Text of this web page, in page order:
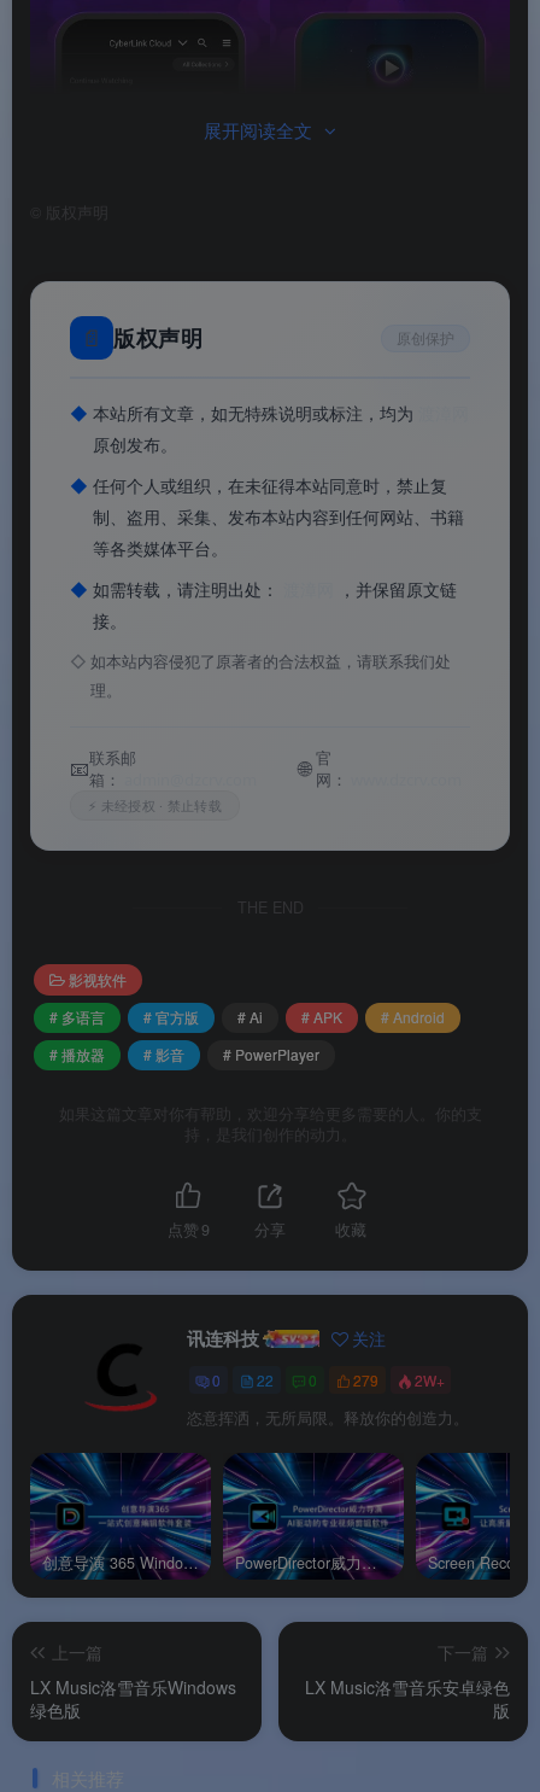
软件功能
🏠家庭Wi-Fi串流播放：通过家中Wi-Fi网络，直接
播放电脑上共享的影片、照片和音乐。
☁️讯连云远程访问：把媒体文件上传到讯连云，出
。
🔄无缝切换继续播放
：从手机切换到平板或其他
一键上传与分享
展开阅读全文
版权声明
📄 版权声明 原创保护
◆ 本站所有文章，如无特殊说明或标注，均为
原创发布。
◆ 任何个人或组织，在未征得本站同意时，禁止复
制、盗用、采集、发布本站内容到任何网站、书籍
等各类媒体平台。
◆ 如需转载，请注明出处：
，并保留原文链
接。
◇ 如本站内容侵犯了原著者的合法权益，请联系我们处
理。
📧联系邮
箱：
🌐官
网：
⚡ 未经授权 · 禁止转载
THE END
影视软件
# 多语言
# 官方版 # Ai # APK
# Android
# 播放器
# 影音 # PowerPlayer
如果这篇文章对你有帮助，欢迎分享给更多需要的人。你的支
持，是我们创作的动力。
点赞 9 分享 收藏
讯连科技 关注
0 22 0 279 2W+
恣意挥洒，无所局限。释放你的创造力。
创意导演 365 Windows官方版 PowerDirector威力导演安卓官方版
上一篇
LX Music洛雪音乐Windows
绿色版
下一篇
LX Music洛雪音乐安卓绿色
版
相关推荐